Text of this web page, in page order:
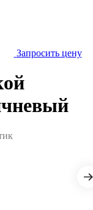
Запросить цену